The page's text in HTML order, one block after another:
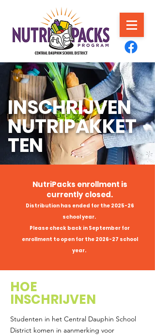
INSCHRIJVEN
NUTRIPAKKET
TEN
NutriPacks enrollment is
currently closed.
Distribution has ended for the 2025-26
school year.
Please check back in September for
enrollment to open for the 2026-27 school
year.
HOE
INSCHRIJVEN
Studenten in het Central Dauphin School
District komen in aanmerking voor